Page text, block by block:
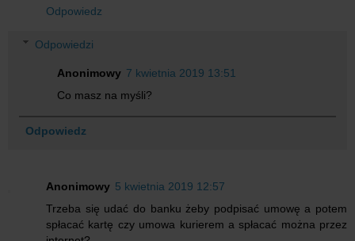
Odpowiedz
Odpowiedzi
Anonimowy 7 kwietnia 2019 13:51
Co masz na myśli?
Odpowiedz
Anonimowy 5 kwietnia 2019 12:57
Trzeba się udać do banku żeby podpisać umowę a potem
spłacać kartę czy umowa kurierem a spłacać można przez